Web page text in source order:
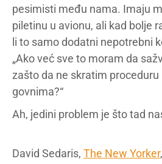
pesimisti među nama. Imaju
piletinu u avionu, ali kad bolje
li to samo dodatni nepotrebni
„Ako već sve to moram da
zašto da ne skratim
govnima?“
Ah, jedini problem je što tad
David Sedaris, The New Yorker